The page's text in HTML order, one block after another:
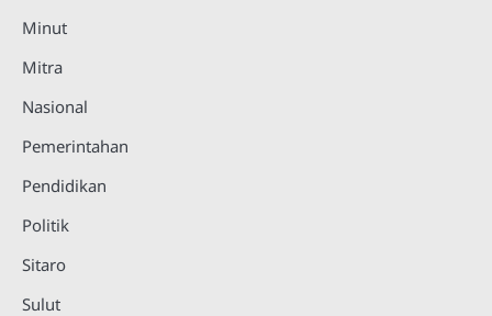
Minut
Mitra
Nasional
Pemerintahan
Pendidikan
Politik
Sitaro
Sulut